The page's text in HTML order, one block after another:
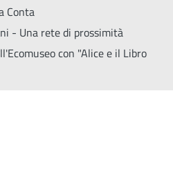
Conta
- Una rete di prossimità
con "Alice e il Libro